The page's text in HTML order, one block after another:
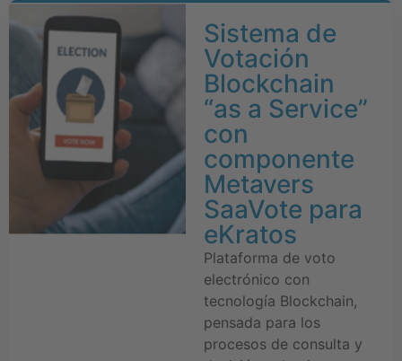
Sistema de
Votación
Blockchain
“as a Service”
con
componente
Metavers
SaaVote para
eKratos
Plataforma de voto
electrónico con
tecnología Blockchain,
pensada para los
procesos de consulta y